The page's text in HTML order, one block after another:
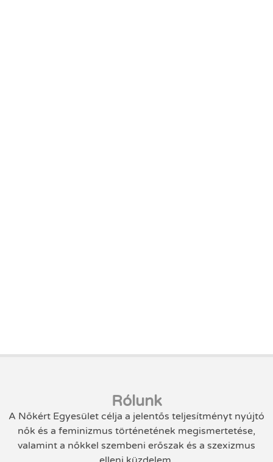
Rólunk
A Nőkért Egyesület célja a jelentős teljesítményt nyújtó
nők és a feminizmus történetének megismertetése,
valamint a nőkkel szembeni erőszak és a szexizmus